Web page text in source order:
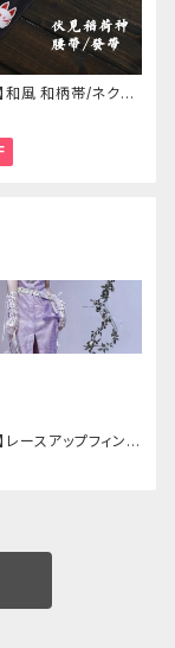
和風 和柄帯/ネクタ
面/金魚
レースアップフィンガ
(パンクチャイナ)